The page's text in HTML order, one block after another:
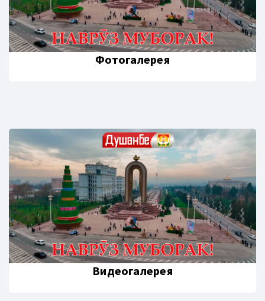
Фотогалерея
Видеогалерея